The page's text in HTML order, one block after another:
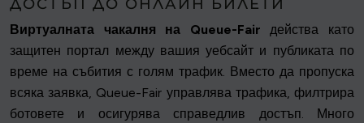
ДОСТЪП ДО ОНЛАЙН БИЛЕТИ
Виртуалната чакалня на Queue-Fair действа като
защитен портал между вашия уебсайт и публиката по
време на събития с голям трафик. Вместо да пропуска
всяка заявка, Queue-Fair управлява трафика, филтрира
ботовете и осигурява справедлив достъп. Много